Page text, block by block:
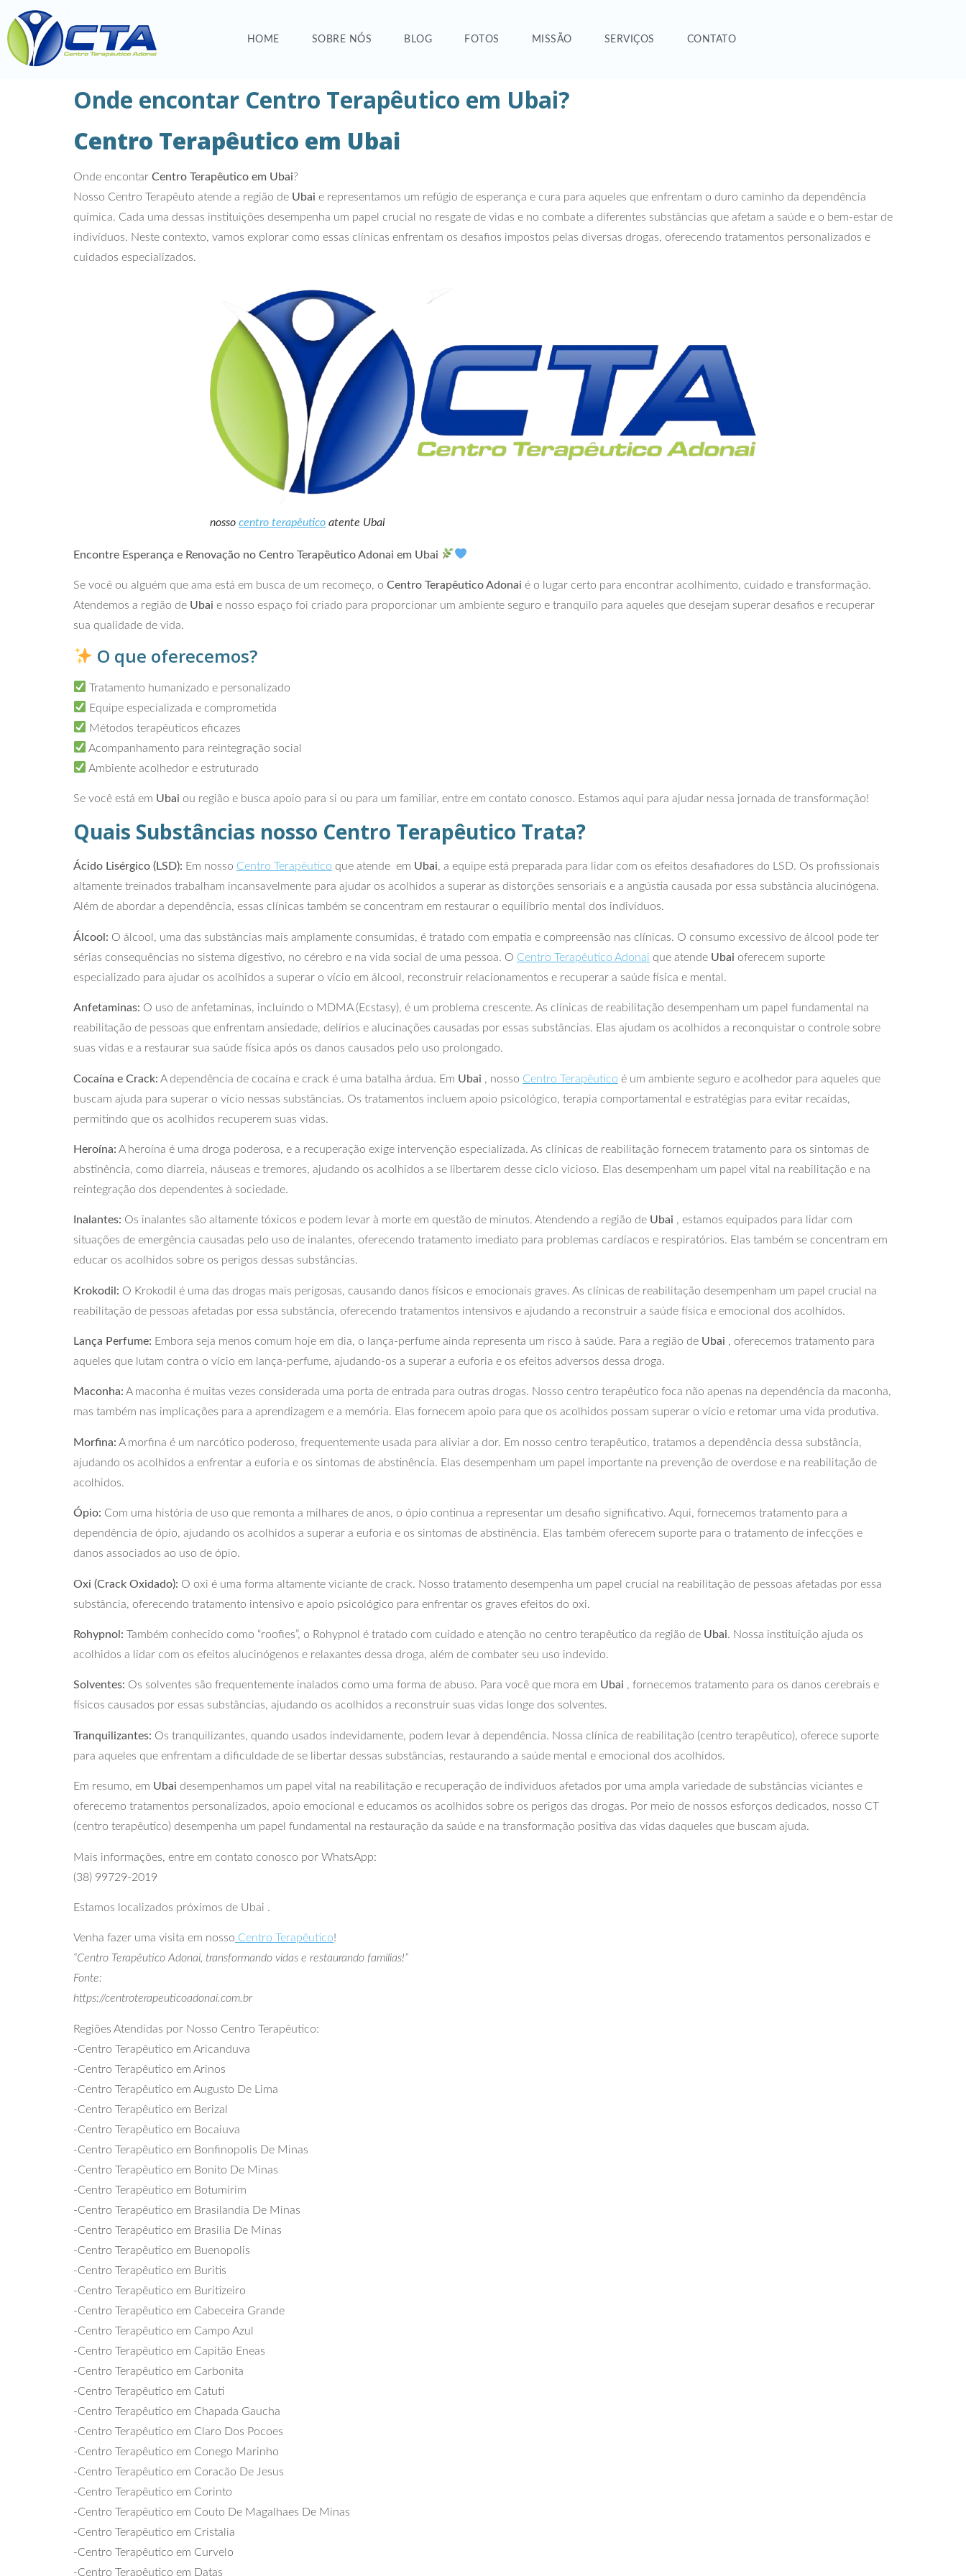
HOME SOBRE NÓS BLOG FOTOS MISSÃO SERVIÇOS CONTATO
Onde encontar Centro Terapêutico em Ubai?
Centro Terapêutico em Ubai
Onde encontar Centro Terapêutico em Ubai?
Nosso Centro Terapêuto atende a região de Ubai e representamos um refúgio de esperança e cura para aqueles que enfrentam o duro caminho da dependência
química. Cada uma dessas instituições desempenha um papel crucial no resgate de vidas e no combate a diferentes substâncias que afetam a saúde e o bem-estar de
indivíduos. Neste contexto, vamos explorar como essas clínicas enfrentam os desafios impostos pelas diversas drogas, oferecendo tratamentos personalizados e
cuidados especializados.
nosso centro terapêutico atente Ubai
Encontre Esperança e Renovação no Centro Terapêutico Adonai em Ubai
Se você ou alguém que ama está em busca de um recomeço, o Centro Terapêutico Adonai é o lugar certo para encontrar acolhimento, cuidado e transformação.
Atendemos a região de Ubai e nosso espaço foi criado para proporcionar um ambiente seguro e tranquilo para aqueles que desejam superar desafios e recuperar
sua qualidade de vida.
O que oferecemos?
Tratamento humanizado e personalizado
Equipe especializada e comprometida
Métodos terapêuticos eficazes
Acompanhamento para reintegração social
Ambiente acolhedor e estruturado
Se você está em Ubai ou região e busca apoio para si ou para um familiar, entre em contato conosco. Estamos aqui para ajudar nessa jornada de transformação!
Quais Substâncias nosso Centro Terapêutico Trata?
Ácido Lisérgico (LSD): Em nosso Centro Terapêutico que atende em Ubai, a equipe está preparada para lidar com os efeitos desafiadores do LSD. Os profissionais
altamente treinados trabalham incansavelmente para ajudar os acolhidos a superar as distorções sensoriais e a angústia causada por essa substância alucinógena.
Além de abordar a dependência, essas clínicas também se concentram em restaurar o equilíbrio mental dos indivíduos.
Álcool: O álcool, uma das substâncias mais amplamente consumidas, é tratado com empatia e compreensão nas clínicas. O consumo excessivo de álcool pode ter
sérias consequências no sistema digestivo, no cérebro e na vida social de uma pessoa. O Centro Terapêutico Adonai que atende Ubai oferecem suporte
especializado para ajudar os acolhidos a superar o vício em álcool, reconstruir relacionamentos e recuperar a saúde física e mental.
Anfetaminas: O uso de anfetaminas, incluindo o MDMA (Ecstasy), é um problema crescente. As clínicas de reabilitação desempenham um papel fundamental na
reabilitação de pessoas que enfrentam ansiedade, delírios e alucinações causadas por essas substâncias. Elas ajudam os acolhidos a reconquistar o controle sobre
suas vidas e a restaurar sua saúde física após os danos causados pelo uso prolongado.
Cocaína e Crack: A dependência de cocaína e crack é uma batalha árdua. Em Ubai , nosso Centro Terapêutico é um ambiente seguro e acolhedor para aqueles que
buscam ajuda para superar o vício nessas substâncias. Os tratamentos incluem apoio psicológico, terapia comportamental e estratégias para evitar recaídas,
permitindo que os acolhidos recuperem suas vidas.
Heroína: A heroína é uma droga poderosa, e a recuperação exige intervenção especializada. As clínicas de reabilitação fornecem tratamento para os sintomas de
abstinência, como diarreia, náuseas e tremores, ajudando os acolhidos a se libertarem desse ciclo vicioso. Elas desempenham um papel vital na reabilitação e na
reintegração dos dependentes à sociedade.
Inalantes: Os inalantes são altamente tóxicos e podem levar à morte em questão de minutos. Atendendo a região de Ubai , estamos equipados para lidar com
situações de emergência causadas pelo uso de inalantes, oferecendo tratamento imediato para problemas cardíacos e respiratórios. Elas também se concentram em
educar os acolhidos sobre os perigos dessas substâncias.
Krokodil: O Krokodil é uma das drogas mais perigosas, causando danos físicos e emocionais graves. As clínicas de reabilitação desempenham um papel crucial na
reabilitação de pessoas afetadas por essa substância, oferecendo tratamentos intensivos e ajudando a reconstruir a saúde física e emocional dos acolhidos.
Lança Perfume: Embora seja menos comum hoje em dia, o lança-perfume ainda representa um risco à saúde. Para a região de Ubai , oferecemos tratamento para
aqueles que lutam contra o vício em lança-perfume, ajudando-os a superar a euforia e os efeitos adversos dessa droga.
Maconha: A maconha é muitas vezes considerada uma porta de entrada para outras drogas. Nosso centro terapêutico foca não apenas na dependência da maconha,
mas também nas implicações para a aprendizagem e a memória. Elas fornecem apoio para que os acolhidos possam superar o vício e retomar uma vida produtiva.
Morfina: A morfina é um narcótico poderoso, frequentemente usada para aliviar a dor. Em nosso centro terapêutico, tratamos a dependência dessa substância,
ajudando os acolhidos a enfrentar a euforia e os sintomas de abstinência. Elas desempenham um papel importante na prevenção de overdose e na reabilitação de
acolhidos.
Ópio: Com uma história de uso que remonta a milhares de anos, o ópio continua a representar um desafio significativo. Aqui, fornecemos tratamento para a
dependência de ópio, ajudando os acolhidos a superar a euforia e os sintomas de abstinência. Elas também oferecem suporte para o tratamento de infecções e
danos associados ao uso de ópio.
Oxi (Crack Oxidado): O oxi é uma forma altamente viciante de crack. Nosso tratamento desempenha um papel crucial na reabilitação de pessoas afetadas por essa
substância, oferecendo tratamento intensivo e apoio psicológico para enfrentar os graves efeitos do oxi.
Rohypnol: Também conhecido como “roofies”, o Rohypnol é tratado com cuidado e atenção no centro terapêutico da região de Ubai. Nossa instituição ajuda os
acolhidos a lidar com os efeitos alucinógenos e relaxantes dessa droga, além de combater seu uso indevido.
Solventes: Os solventes são frequentemente inalados como uma forma de abuso. Para você que mora em Ubai , fornecemos tratamento para os danos cerebrais e
físicos causados por essas substâncias, ajudando os acolhidos a reconstruir suas vidas longe dos solventes.
Tranquilizantes: Os tranquilizantes, quando usados indevidamente, podem levar à dependência. Nossa clínica de reabilitação (centro terapêutico), oferece suporte
para aqueles que enfrentam a dificuldade de se libertar dessas substâncias, restaurando a saúde mental e emocional dos acolhidos.
Em resumo, em Ubai desempenhamos um papel vital na reabilitação e recuperação de indivíduos afetados por uma ampla variedade de substâncias viciantes e
oferecemo tratamentos personalizados, apoio emocional e educamos os acolhidos sobre os perigos das drogas. Por meio de nossos esforços dedicados, nosso CT
(centro terapêutico) desempenha um papel fundamental na restauração da saúde e na transformação positiva das vidas daqueles que buscam ajuda.
Mais informações, entre em contato conosco por WhatsApp:
(38) 99729-2019
Estamos localizados próximos de Ubai .
Venha fazer uma visita em nosso Centro Terapêutico!
“Centro Terapêutico Adonai, transformando vidas e restaurando famílias!”
Fonte:
https://centroterapeuticoadonai.com.br
Regiões Atendidas por Nosso Centro Terapêutico:
-Centro Terapêutico em Aricanduva
-Centro Terapêutico em Arinos
-Centro Terapêutico em Augusto De Lima
-Centro Terapêutico em Berizal
-Centro Terapêutico em Bocaiuva
-Centro Terapêutico em Bonfinopolis De Minas
-Centro Terapêutico em Bonito De Minas
-Centro Terapêutico em Botumirim
-Centro Terapêutico em Brasilandia De Minas
-Centro Terapêutico em Brasilia De Minas
-Centro Terapêutico em Buenopolis
-Centro Terapêutico em Buritis
-Centro Terapêutico em Buritizeiro
-Centro Terapêutico em Cabeceira Grande
-Centro Terapêutico em Campo Azul
-Centro Terapêutico em Capitão Eneas
-Centro Terapêutico em Carbonita
-Centro Terapêutico em Catuti
-Centro Terapêutico em Chapada Gaucha
-Centro Terapêutico em Claro Dos Pocoes
-Centro Terapêutico em Conego Marinho
-Centro Terapêutico em Coracão De Jesus
-Centro Terapêutico em Corinto
-Centro Terapêutico em Couto De Magalhaes De Minas
-Centro Terapêutico em Cristalia
-Centro Terapêutico em Curvelo
-Centro Terapêutico em Datas